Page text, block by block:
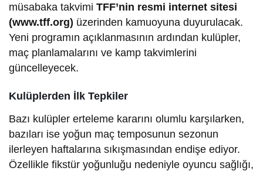
müsabaka takvimiTFF’nin resmi internet sitesi
(www.tff.org) üzerinden kamuoyuna duyurulacak.
Yeni programın açıklanmasının ardından kulüpler,
maç planlamalarını ve kamp takvimlerini
güncelleyecek.
Kulüplerden İlk Tepkiler
Bazı kulüpler erteleme kararını olumlu karşılarken,
bazıları ise yoğun maç temposunun sezonun
ilerleyen haftalarına sıkışmasından endişe ediyor.
Özellikle fikstür yoğunluğu nedeniyle oyuncu sağlığı,